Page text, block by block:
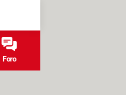
Foro